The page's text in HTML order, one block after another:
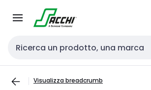
navigazionecontenuto
Cerca input
Visualizza breadcrumb